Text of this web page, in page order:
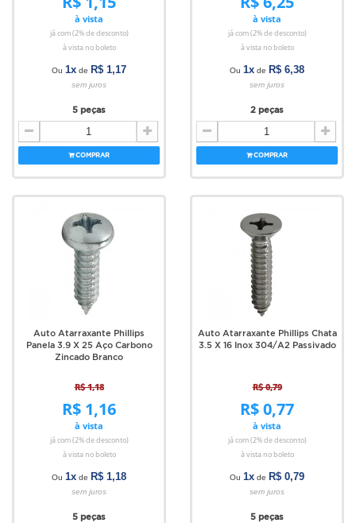
à vista
já com (2% de desconto)
à vista no boleto
Ou 1x de R$ 1,17
sem juros
5 peças
COMPRAR
à vista
já com (2% de desconto)
à vista no boleto
Ou 1x de R$ 6,38
sem juros
2 peças
COMPRAR
Auto Atarraxante Phillips
Panela 3.9 X 25 Aço Carbono
Zincado Branco
R$ 1,18
R$ 1,16
à vista
já com (2% de desconto)
à vista no boleto
Ou 1x de R$ 1,18
sem juros
5 peças
Auto Atarraxante Phillips Chata
3.5 X 16 Inox 304/A2 Passivado
R$ 0,79
R$ 0,77
à vista
já com (2% de desconto)
à vista no boleto
Ou 1x de R$ 0,79
sem juros
5 peças